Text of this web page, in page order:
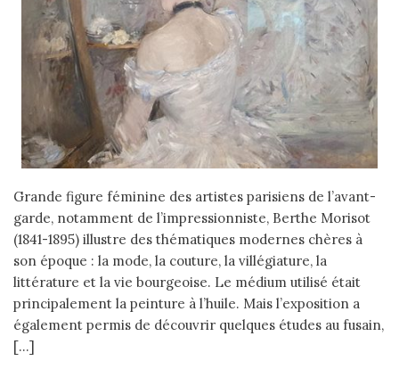
Grande figure féminine des artistes parisiens de l’avant-
garde, notamment de l’impressionniste, Berthe Morisot
(1841-1895) illustre des thématiques modernes chères à
son époque : la mode, la couture, la villégiature, la
littérature et la vie bourgeoise. Le médium utilisé était
principalement la peinture à l’huile. Mais l’exposition a
également permis de découvrir quelques études au fusain,
[…]